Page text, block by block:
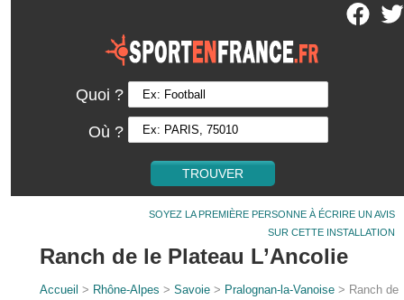
Quoi ?
Où ?
SOYEZ LA PREMIÈRE PERSONNE À ÉCRIRE UN AVIS
SUR CETTE INSTALLATION
Ranch de le Plateau L’Ancolie
Accueil > Rhône-Alpes >Savoie > Pralognan-la-Vanoise > Ranch de